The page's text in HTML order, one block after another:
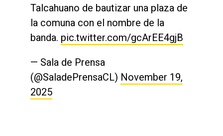
Talcahuano de bautizar una plaza de
la comuna con el nombre de la
banda. pic.twitter.com/gcArEE4gjB
— Sala de Prensa
(@SaladePrensaCL) November 19,
2025